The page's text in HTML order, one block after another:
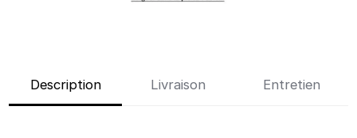
Description Livraison Entretien